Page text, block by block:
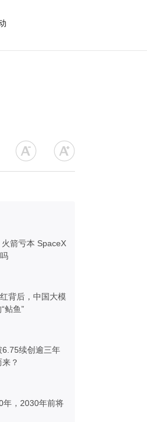
箭亏本 SpaceX
背后，中国大模
鲇鱼”
6.75续创逾三年
？
年，2030年前将